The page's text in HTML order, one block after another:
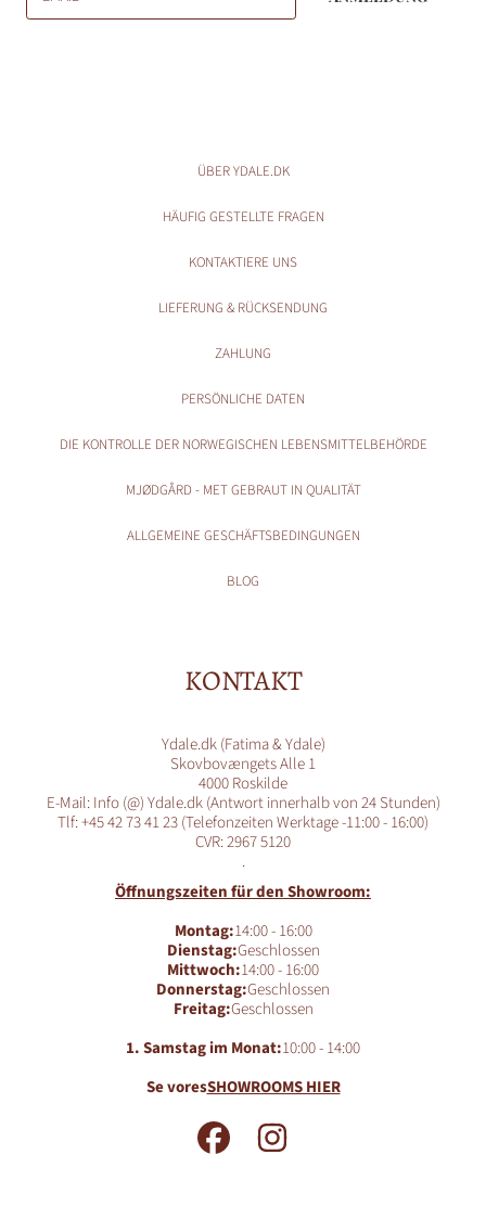
ÜBER YDALE.DK
HÄUFIG GESTELLTE FRAGEN
KONTAKTIERE UNS
LIEFERUNG & RÜCKSENDUNG
ZAHLUNG
PERSÖNLICHE DATEN
DIE KONTROLLE DER NORWEGISCHEN LEBENSMITTELBEHÖRDE
MJØDGÅRD - MET GEBRAUT IN QUALITÄT
ALLGEMEINE GESCHÄFTSBEDINGUNGEN
BLOG
KONTAKT
Ydale.dk (Fatima & Ydale)
Skovbovængets Alle 1
4000 Roskilde
E-Mail: Info (@) Ydale.dk (Antwort innerhalb von 24 Stunden)
Tlf: +45 42 73 41 23 (Telefonzeiten Werktage -11:00 - 16:00)
CVR: 2967 5120
.
Öffnungszeiten für den Showroom:
Montag:14:00 - 16:00
Dienstag:Geschlossen
Mittwoch:14:00 - 16:00
Donnerstag:Geschlossen
Freitag:Geschlossen
1. Samstag im Monat:10:00 - 14:00
Se voresSHOWROOMS HIER
FACEBOOK